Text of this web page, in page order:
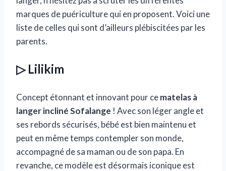
marques de puériculture qui en proposent. Voici une
liste de celles qui sont d’ailleurs plébiscitées par les
parents.
▷ Lilikim
Concept étonnant et innovant pour cematelas à
langer incliné Sofalange ! Avec son léger angle et
ses rebords sécurisés, bébé est bien maintenu et
peut en même temps contempler son monde,
accompagné de sa maman ou de son papa. En
revanche, ce modèle est désormais iconique est